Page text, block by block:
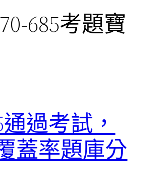
70-685考題寶
過考試，
蓋率題庫分